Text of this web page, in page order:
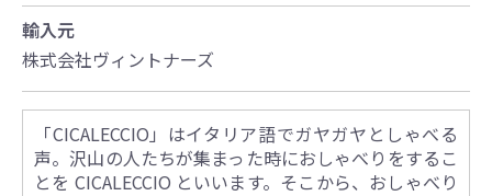
輸入元
株式会社ヴィントナーズ
「CICALECCIO」はイタリア語でガヤガヤとしゃべる
声。沢山の人たちが集まった時におしゃべりをするこ
とを CICALECCIO といいます。そこから、おしゃべり